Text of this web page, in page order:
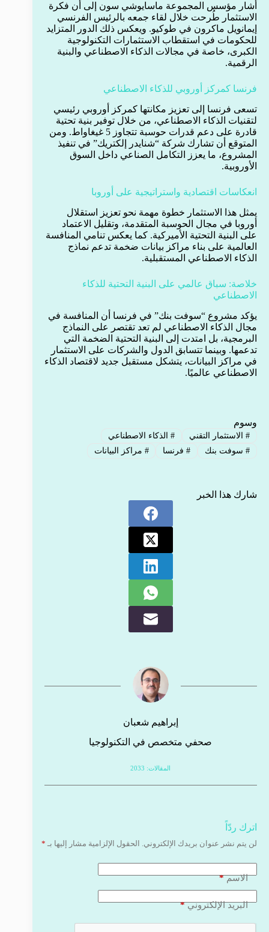
أشار مؤسس المجموعة ماسايوشي سون إلى أن فكرة
الاستثمار طُرحت خلال لقاء جمعه بالرئيس الفرنسي
إيمانويل ماكرون في طوكيو. ويعكس ذلك الدور المتزايد
للحكومات في استقطاب الاستثمارات التكنولوجية
الكبرى، خاصة في مجالات الذكاء الاصطناعي والبنية
الرقمية.
فرنسا كمركز أوروبي للذكاء الاصطناعي
تسعى فرنسا إلى تعزيز مكانتها كمركز أوروبي رئيسي
لتقنيات الذكاء الاصطناعي، من خلال توفير بنية تحتية
قادرة على دعم قدرات حوسبة تتجاوز 5 غيغاواط. ومن
المتوقع أن تشارك شركة “شنايدر إلكتريك” في تنفيذ
المشروع، ما يعزز التكامل الصناعي داخل السوق
الأوروبية.
انعكاسات اقتصادية واستراتيجية على أوروبا
يمثل هذا الاستثمار خطوة مهمة نحو تعزيز استقلال
أوروبا في مجال الحوسبة المتقدمة، وتقليل الاعتماد
على البنية التحتية الأميركية. كما يعكس تنامي المنافسة
العالمية على بناء مراكز بيانات ضخمة تدعم نماذج
الذكاء الاصطناعي المستقبلية.
خلاصة: سباق عالمي على البنية التحتية للذكاء
الاصطناعي
يؤكد مشروع “سوفت بنك” في فرنسا أن المنافسة في
مجال الذكاء الاصطناعي لم تعد تقتصر على النماذج
البرمجية، بل امتدت إلى البنية التحتية الضخمة التي
تدعمها. وبينما تتسابق الدول والشركات على الاستثمار
في مراكز البيانات، يتشكل مستقبل جديد لاقتصاد الذكاء
الاصطناعي عالميًا.
وسوم
#الاستثمار التقني #الذكاء الاصطناعي
#سوفت بنك #فرنسا # مراكز البيانات
شارك هذا الخبر
إبراهيم شعبان
صحفي متخصص في التكنولوجيا
المقالات: 2033
اترك ردّاً
لن يتم نشر عنوان بريدك الإلكتروني. الحقول الإلزامية مشار إليها بـ *
الاسم*
البريد الإلكتروني*